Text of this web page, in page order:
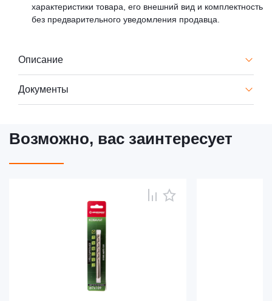
характеристики товара, его внешний вид и комплектность
без предварительного уведомления продавца.
Описание
Документы
Возможно, вас заинтересует